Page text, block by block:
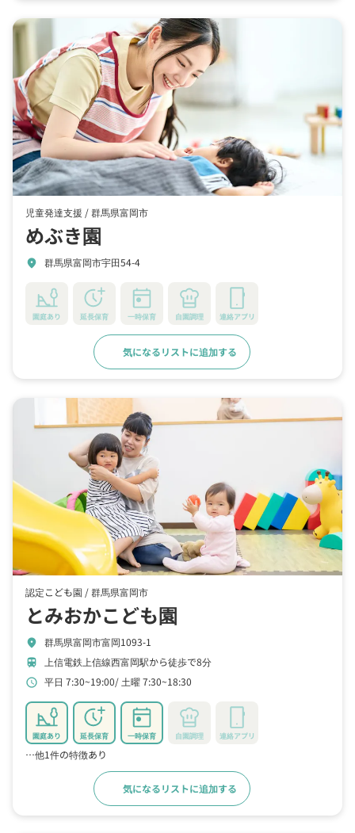
児童発達支援 /群馬県富岡市
めぶき園
location_on 群馬県富岡市宇田54-4
園庭あり 延長保育 一時保育 自園調理 連絡アプリ
気になるリストに追加する
認定こども園 /群馬県富岡市
とみおかこども園
location_on 群馬県富岡市富岡1093‐1
train 上信電鉄上信線西富岡駅から徒歩で8分
schedule 平日 7:30~19:00 土曜 7:30~18:30
園庭あり 延長保育 一時保育 自園調理 連絡アプリ
…他1件の特徴あり
気になるリストに追加する